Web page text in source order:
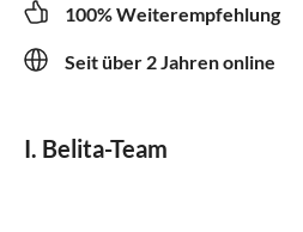
100% Weiterempfehlung
Seit über 2 Jahren online
I. Belita-Team